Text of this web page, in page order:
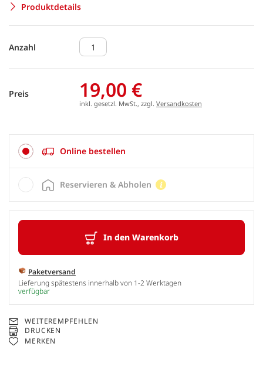
Produktdetails
Anzahl
Preis 19,00 €
inkl. gesetzl. MwSt., zzgl. Versandkosten
Online bestellen
In den Warenkorb
Paketversand
Lieferung spätestens innerhalb von 1-2 Werktagen
verfügbar
Reservieren & Abholen
WEITEREMPFEHLEN
DRUCKEN
MERKEN